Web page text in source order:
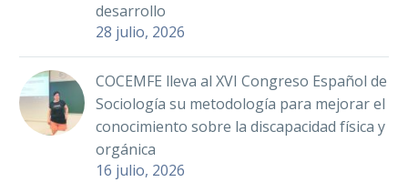
desarrollo
28 julio, 2026
COCEMFE lleva al XVI Congreso Español de
Sociología su metodología para mejorar el
conocimiento sobre la discapacidad física y
orgánica
16 julio, 2026